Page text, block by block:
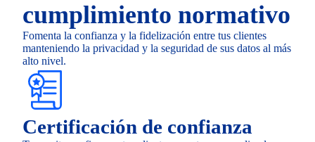
cumplimiento normativo
Fomenta la confianza y la fidelización entre tus clientes
manteniendo la privacidad y la seguridad de sus datos al más
alto nivel.
Certificación de confianza